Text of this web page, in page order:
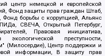
центр немецкой и европейской
Фонд защиты прав граждан Штаб,
Фонд борьбы с коррупцией, Альянс
СВЕЧА, Открытый Петербург,
Правовая инициатива,
преступности,
(Милосердие), Центр поддержки и
информации, В защиту прав